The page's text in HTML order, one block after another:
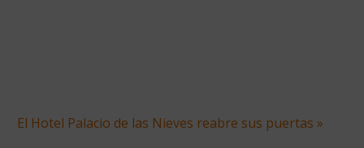
El Hotel Palacio de las Nieves reabre sus puertas »